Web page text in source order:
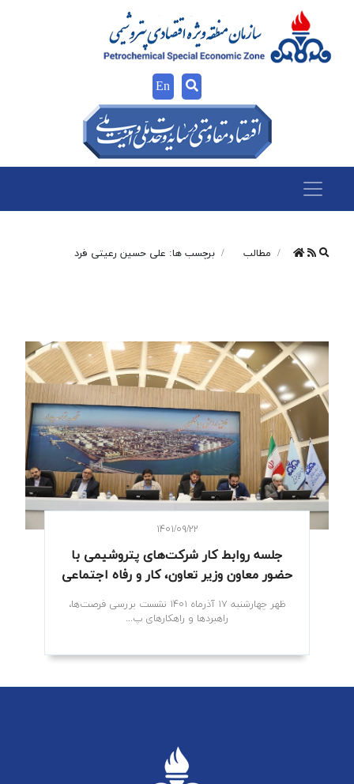
En
مطالب برچسب ها: علی حسین رعیتی فرد
۱۴۰۱/۰۹/۲۲
جلسه روابط کار شرکت‌های پتروشیمی با
حضور معاون وزیر تعاون، کار و رفاه اجتماعی
ظهر چهارشنبه ۱۷ آذرماه ۱۴۰۱ نشست بررسی فرصت‌ها،
راهبردها و راهکارهای پ...